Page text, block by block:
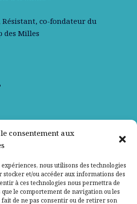
consentement aux
nous utilisons des technologies
stocker et/ou accéder aux informations des
à ces technologies nous permettra de
le comportement de navigation ou les
de ne pas consentir ou de retirer son
Résistant, co-fondateur du
des Milles